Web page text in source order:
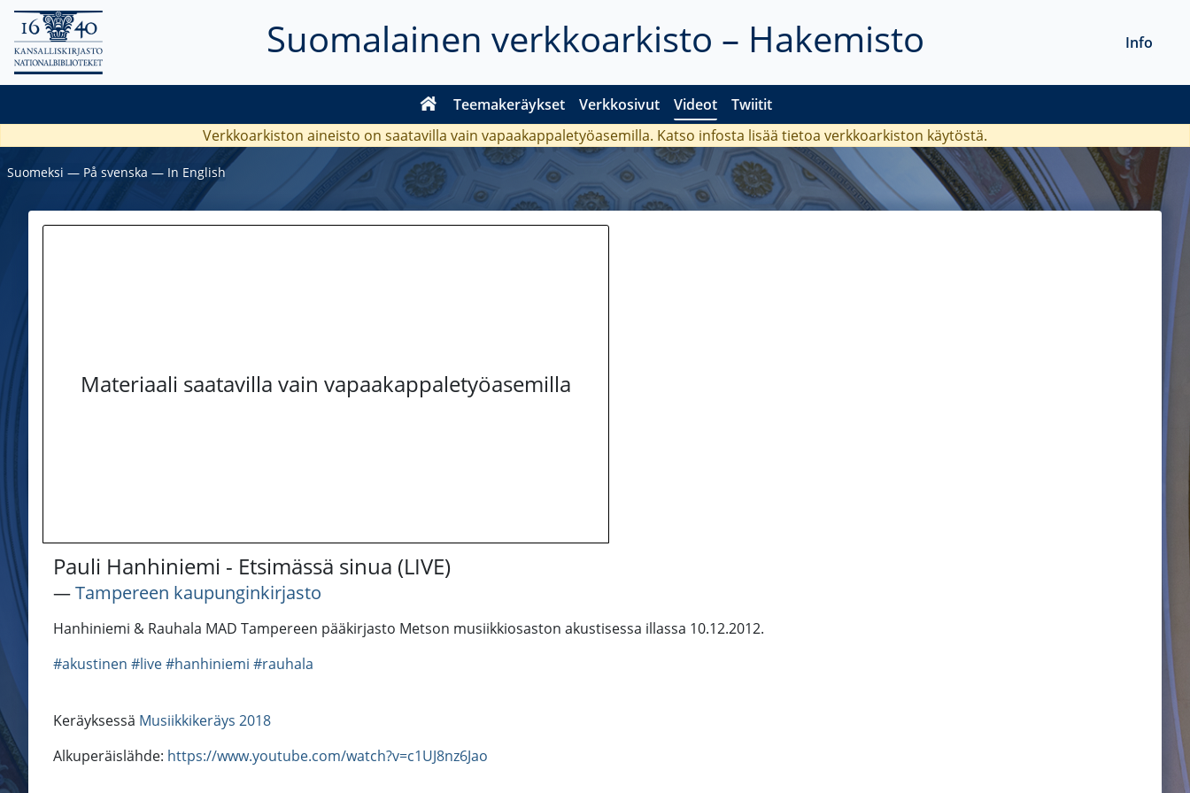
Suomalainen verkkoarkisto – Hakemisto
Teemakeräykset Verkkosivut Videot Twiitit
Info
Verkkoarkiston aineisto on saatavilla vain vapaakappaletyöasemilla. Katso infosta lisää tietoa verkkoarkiston käytöstä.
Suomeksi ― På svenska ― In English
Materiaali saatavilla vain vapaakappaletyöasemilla
Pauli Hanhiniemi - Etsimässä sinua (LIVE)
―Tampereen kaupunginkirjasto
Hanhiniemi & Rauhala MAD Tampereen pääkirjasto Metson musiikkiosaston akustisessa illassa 10.12.2012.
#akustinen #live#hanhiniemi #rauhala
Keräyksessä Musiikkikeräys 2018
Alkuperäislähde: https://www.youtube.com/watch?v=c1UJ8nz6Jao